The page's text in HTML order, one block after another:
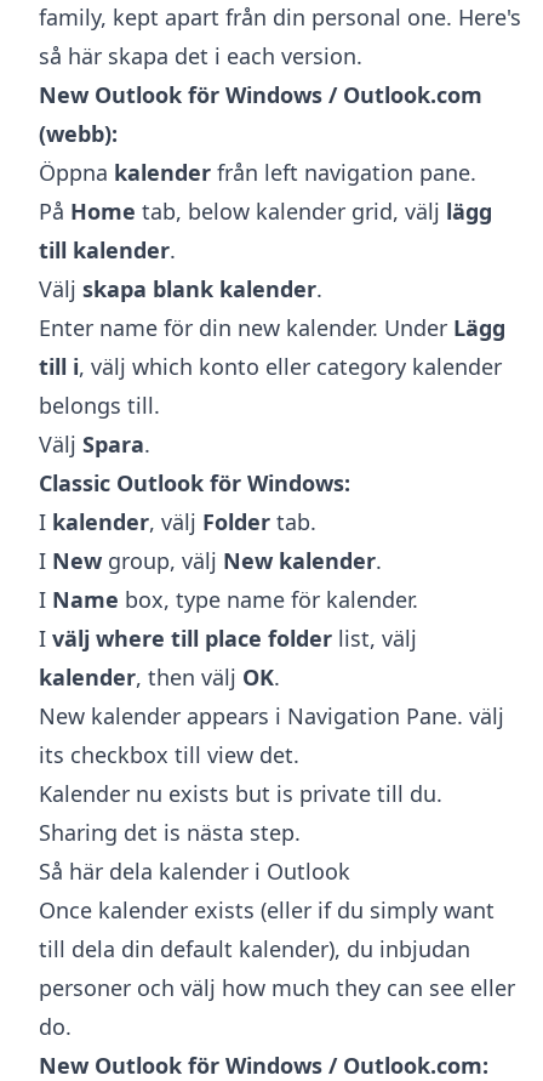
family, kept apart från din personal one. Here's
så här skapa det i each version.
New Outlook för Windows / Outlook.com
(webb):
Öppna kalender från left navigation pane.
På Home tab, below kalender grid, välj lägg
till kalender.
Välj skapa blank kalender.
Enter name för din new kalender. Under Lägg
till i, välj which konto eller category kalender
belongs till.
Välj Spara.
Classic Outlook för Windows:
I kalender, välj Folder tab.
I New group, välj New kalender.
I Name box, type name för kalender.
I välj where till place folder list, välj
kalender, then välj OK.
New kalender appears i Navigation Pane. välj
its checkbox till view det.
Kalender nu exists but is private till du.
Sharing det is nästa step.
Så här dela kalender i Outlook
Once kalender exists (eller if du simply want
till dela din default kalender), du inbjudan
personer och välj how much they can see eller
do.
New Outlook för Windows / Outlook.com: